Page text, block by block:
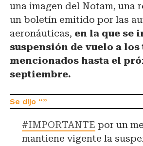
una imagen del Notam, una
un boletín emitido por las
aeronáuticas, en la que se
suspensión de vuelo a
mencionados hasta el
septiembre.
#IMPORTANTE por un
mantiene vigente la